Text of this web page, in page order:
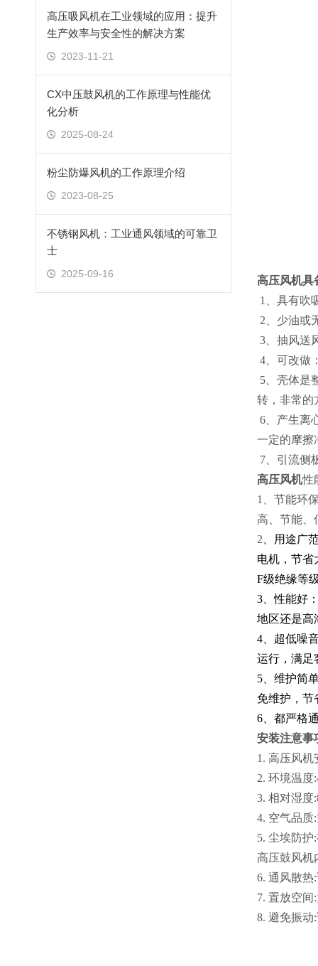
高压吸风机在工业领域的应用：提升
生产效率与安全性的解决方案
2023-11-21
CX中压鼓风机的工作原理与性能优
化分析
2025-08-24
粉尘防爆风机的工作原理介绍
2023-08-25
不锈钢风机：工业通风领域的可靠卫
士
2025-09-16
高压风机
1、具有吹
2、少油
3、抽风送
4、可改做
5、壳体是
转，非常的
6、产生离
一定的摩擦
7、引流侧
高压风机性
1、节能环
高、节能、
2 、用途广
电机，节省
F级绝缘等
3、性能好
地区还是高
4、超低噪
运行，满足
5、维护简
免维护，节
6、都严格
安装注意事
1. 高压风
2. 环境温
3. 相对湿度
4. 空气品质
5. 尘埃防
高压鼓风机
6. 通风散热
7. 置放空
8. 避免振